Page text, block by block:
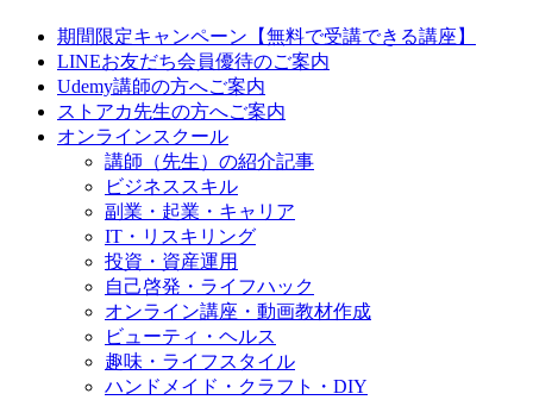
期間限定キャンペーン【無料で受講できる講座】
LINEお友だち会員優待のご案内
Udemy講師の方へご案内
ストアカ先生の方へご案内
オンラインスクール
講師（先生）の紹介記事
ビジネススキル
副業・起業・キャリア
IT・リスキリング
投資・資産運用
自己啓発・ライフハック
オンライン講座・動画教材作成
ビューティ・ヘルス
趣味・ライフスタイル
ハンドメイド・クラフト・DIY